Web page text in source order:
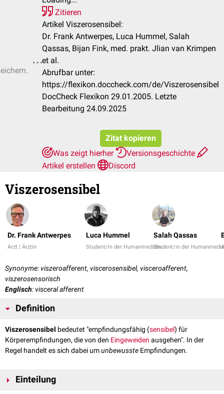
Zitieren
Artikel Viszerosensibel:
Dr. Frank Antwerpes, Luca Hummel, Salah
Qassas, Bijan Fink, med. prakt. Jlian van Krimpen
et al.
Abrufbar unter:
https://flexikon.doccheck.com/de/Viszerosensibel
DocCheck Flexikon 29.01.2005. Letzte
Bearbeitung 24.09.2025
Zitat kopieren
Was zeigt hierher
Versionsgeschichte
Artikel erstellen
Discord
Viszerosensibel
Dr. Frank Antwerpes
Arzt | Ärztin
Luca Hummel
Student/in der Humanmedizin
Salah Qassas
Student/in der
Synonyme: viszeroafferent, viscerosensibel, visceroafferent,
viszerosensorisch
Englisch: visceral afferent
Definition
Viszerosensibel bedeutet "empfindungsfähig (sensibel) für
Körperempfindungen, die von den Eingeweiden ausgehen". In der
Regel handelt es sich dabei umunbewusste Empfindungen.
Einteilung